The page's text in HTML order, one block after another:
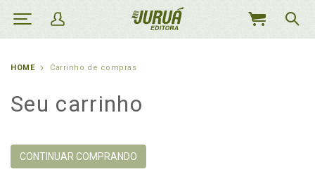
MEU
HOME Carrinho de compras
Seu carrinho
CONTINUAR COMPRANDO